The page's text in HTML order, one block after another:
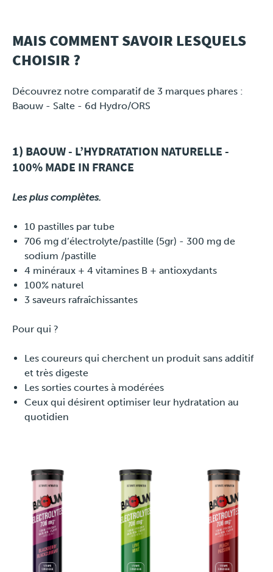
MAIS COMMENT SAVOIR LESQUELS
CHOISIR ?
Découvrez notre comparatif de 3 marques phares :
Baouw - Salte - 6d Hydro/ORS
1) BAOUW - L’HYDRATATION NATURELLE -
100% MADE IN FRANCE
Les plus complètes.
10 pastilles par tube
706 mg d’électrolyte/pastille (5gr) - 300 mg de
sodium /pastille
4 minéraux + 4 vitamines B + antioxydants
100% naturel
3 saveurs rafraîchissantes
Pour qui ?
Les coureurs qui cherchent un produit sans additif
et très digeste
Les sorties courtes à modérées
Ceux qui désirent optimiser leur hydratation au
quotidien